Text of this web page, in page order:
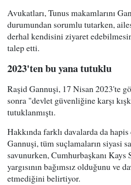
Avukatları, Tunus makamlarını
durumundan sorumlu tutarken,
derhal kendisini ziyaret
talep etti.
2023'ten bu yana tutuklu
Raşid Gannuşi, 17 Nisan 2023'te
sonra "devlet güvenliğine karşı
tutuklanmıştı.
Hakkında farklı davalarda da
Gannuşi, tüm suçlamaların siyasi
savunurken, Cumhurbaşkanı Kays
yargısının bağımsız olduğunu ve
etmediğini belirtiyor.